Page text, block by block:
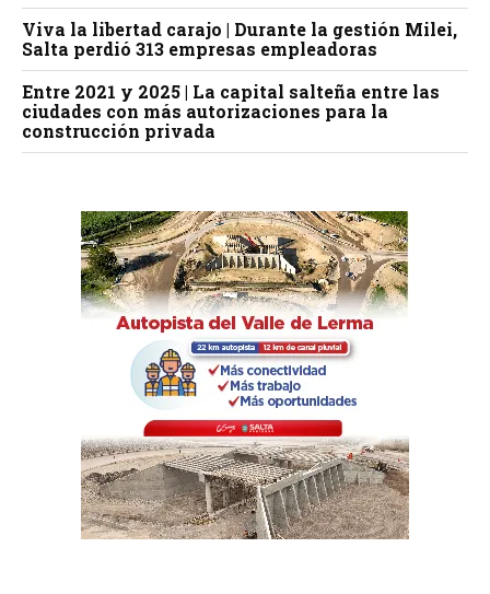
Viva la libertad carajo | Durante la gestión Milei,
Salta perdió 313 empresas empleadoras
Entre 2021 y 2025 | La capital salteña entre las
ciudades con más autorizaciones para la
construcción privada